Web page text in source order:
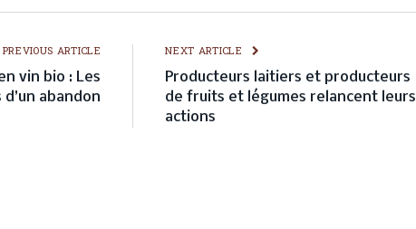
PREVIOUS ARTICLE
vin bio : Les
d’un abandon
NEXT ARTICLE
Producteurs laitiers et producteurs
de fruits et légumes relancent leurs
actions